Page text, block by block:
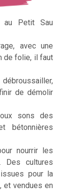
au Petit Sau
avec une
de folie, il faut
de démolir
sons des
bétonnières
nourrir les
Des cultures
pour la
et vendues en